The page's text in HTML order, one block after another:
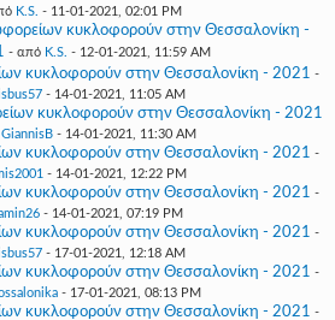
K.S. - 11-01-2021, 02:01 PM
κυκλοφορούν στην Θεσσαλονίκη -
- από K.S. - 12-01-2021, 11:59 AM
κυκλοφορούν στην Θεσσαλονίκη - 2021 -
- 14-01-2021, 11:05 AM
κυκλοφορούν στην Θεσσαλονίκη - 2021
GiannisB - 14-01-2021, 11:30 AM
κυκλοφορούν στην Θεσσαλονίκη - 2021 -
- 14-01-2021, 12:22 PM
κυκλοφορούν στην Θεσσαλονίκη - 2021 -
- 14-01-2021, 07:19 PM
κυκλοφορούν στην Θεσσαλονίκη - 2021 -
- 17-01-2021, 12:18 AM
κυκλοφορούν στην Θεσσαλονίκη - 2021 -
- 17-01-2021, 08:13 PM
κυκλοφορούν στην Θεσσαλονίκη - 2021 -